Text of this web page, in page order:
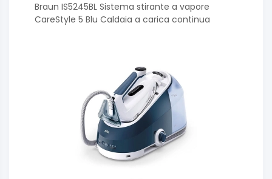
Braun IS5245BL Sistema stirante a vapore
CareStyle 5 Blu Caldaia a carica continua